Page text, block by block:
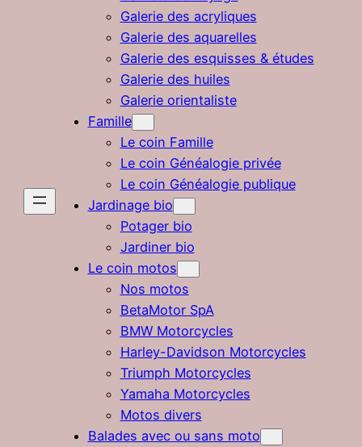
Galerie des acryliques
Galerie des aquarelles
Galerie des esquisses & études
Galerie des huiles
Galerie orientaliste
Famille
Le coin Famille
Le coin Généalogie privée
Le coin Généalogie publique
Jardinage bio
Potager bio
Jardiner bio
Le coin motos
Nos motos
BetaMotor SpA
BMW Motorcycles
Harley-Davidson Motorcycles
Triumph Motorcycles
Yamaha Motorcycles
Motos divers
Balades avec ou sans moto